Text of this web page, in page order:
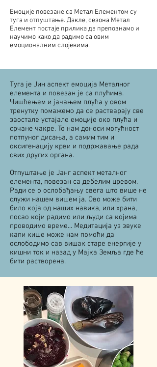
Емоције повезане са Метал Елементом су
туга и отпуштање. Дакле, сезона Метал
Елемент постаје прилика да препознамо и
научимо како да радимо са овим
емоционалним слојевима.
Туга је Јин аспект емоција Металног
елемента и повезан је са плућима.
Чишћењем и јачањем плућа у овом
тренутку помажемо да се растварају све
заостале устајале емоције око плућа и
срчане чакре. То нам доноси могућност
потпуног дисања, а самим тим и
оксигенацију крви и подржавање рада
свих других органа.
Отпуштање је Јанг аспект металног
елемента, повезан са дебелим цревом.
Ради се о ослобађању свега што више не
служи нашем вишем ја. Ово може бити
било која од наших навика, или храна,
посао који радимо или људи са којима
проводимо време... Медитација уз звуке
капи кише може нам помоћи да
ослободимо сав вишак старе енергије у
кишни ток и назад у Мајка Земља где ће
бити растворена.